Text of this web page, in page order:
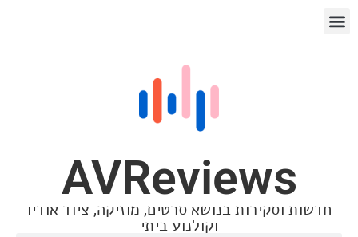
בנושא סרטים, מוזיקה, ציוד אודיו
וקולנוע ביתי